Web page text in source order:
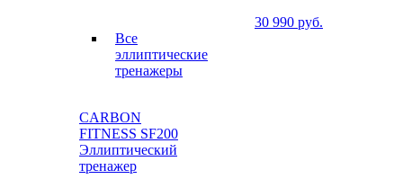
30 990 руб.
Все
эллиптические
тренажеры
CARBON
FITNESS SF200
Эллиптический
тренажер